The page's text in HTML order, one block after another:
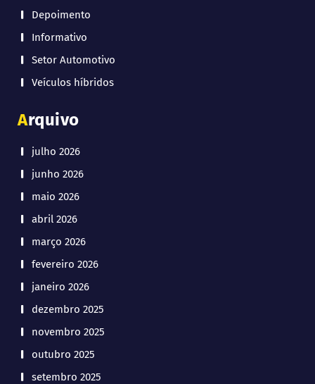
Depoimento
Informativo
Setor Automotivo
Veículos híbridos
Arquivo
julho 2026
junho 2026
maio 2026
abril 2026
março 2026
fevereiro 2026
janeiro 2026
dezembro 2025
novembro 2025
outubro 2025
setembro 2025